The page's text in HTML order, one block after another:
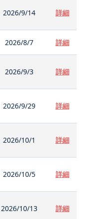
2026/9/14 詳細
2026/8/7 詳細
2026/9/3 詳細
2026/9/29 詳細
2026/10/1 詳細
2026/10/5 詳細
2026/10/13 詳細